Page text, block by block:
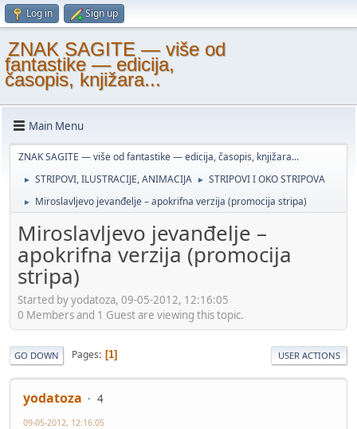
Log in Sign up
ZNAK SAGITE — više od
fantastike — edicija,
časopis, knjižara...
Main Menu
ZNAK SAGITE — više od fantastike — edicija, časopis, knjižara...
► STRIPOVI, ILUSTRACIJE, ANIMACIJA ► STRIPOVI I OKO STRIPOVA
► Miroslavljevo jevanđelje – apokrifna verzija (promocija stripa)
Miroslavljevo jevanđelje –
apokrifna verzija (promocija
stripa)
Started by yodatoza, 09-05-2012, 12:16:05
0 Members and 1 Guest are viewing this topic.
GO DOWN Pages 1 USER ACTIONS
yodatoza 4
09-05-2012, 12:16:05